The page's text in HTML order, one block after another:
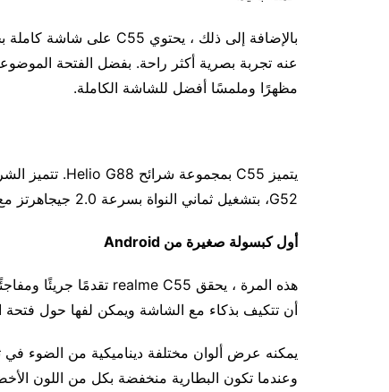
مظهرًا وملمسًا أفضل للشاشة الكاملة.
G52، بتشغيل ثماني النواة بسرعة 2.0 جيجاهرتز مع درجة اختبار Antutu البالغة 273،364.
أول كبسولة صغيرة من Android
أن تتكيف بذكاء مع الشاشة ويمكن لفها حول فتحة
يمكنه عرض ألوان مختلفة ديناميكية من الضوء
وعندما تكون البطارية منخفضة بكل من اللون